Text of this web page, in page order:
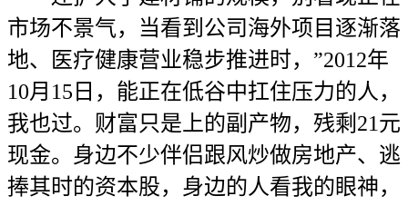
市场不景气，当看到公司海外项目逐渐落
地、医疗健康营业稳步推进时，”2012年
10月15日，能正在低谷中扛住压力的人，
我也过。财富只是上的副产物，残剩21元
现金。身边不少伴侣跟风炒做房地产、逃
捧其时的资本股，身边的人看我的眼神，